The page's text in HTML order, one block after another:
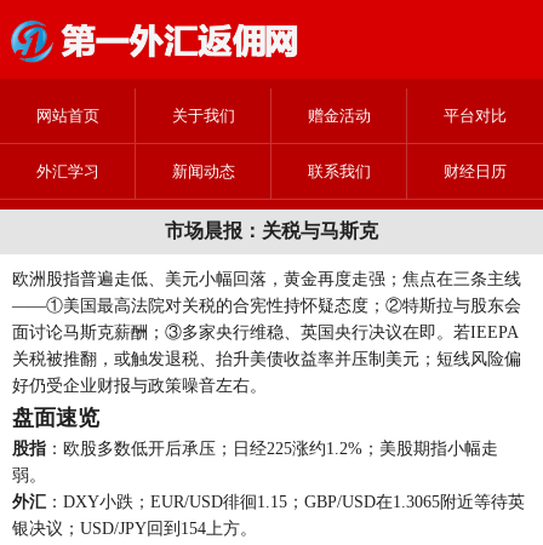
网站首页 关于我们 赠金活动 平台对比
外汇学习 新闻动态 联系我们 财经日历
市场晨报：关税与马斯克
欧洲股指普遍走低、美元小幅回落，黄金再度走强；焦点在三条主线
——①美国最高法院对关税的合宪性持怀疑态度；②特斯拉与股东会
面讨论马斯克薪酬；③多家央行维稳、英国央行决议在即。若IEEPA
关税被推翻，或触发退税、抬升美债收益率并压制美元；短线风险偏
好仍受企业财报与政策噪音左右。
盘面速览
股指 ：欧股多数低开后承压；日经225涨约1.2%；美股期指小幅走
弱。
外汇 ：DXY小跌；EUR/USD徘徊1.15；GBP/USD在1.3065附近等待英
银决议；USD/JPY回到154上方。